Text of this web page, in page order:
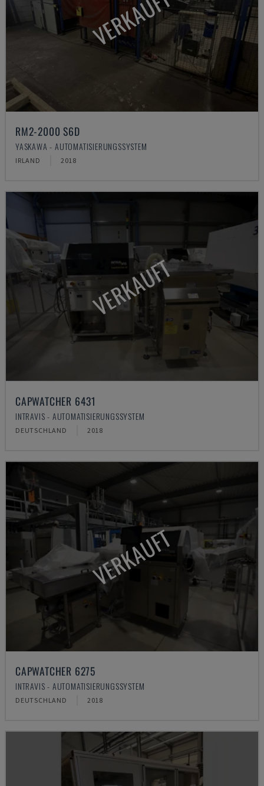
VERKAUFT
RM2-2000 S6D
YASKAWA - AUTOMATISIERUNGSSYSTEM
IRLAND 2018
VERKAUFT
CAPWATCHER 6431
INTRAVIS - AUTOMATISIERUNGSSYSTEM
DEUTSCHLAND 2018
VERKAUFT
CAPWATCHER 6275
INTRAVIS - AUTOMATISIERUNGSSYSTEM
DEUTSCHLAND 2018